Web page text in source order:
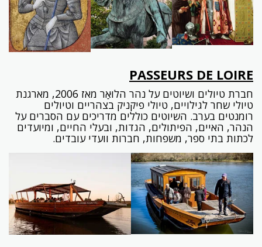
PASSEURS DE LOIRE
חברת טיולים ושיוטים על נהר הלוּאַר מאז 2006, מארגנת
טיולי שחר לגילויים, טיולי פיקניק בצהריים וטיולים
רומנטים בערב. השיוטים כוללים מדריכים עם הסברים על
הנהר, האיים, הפיתולים, הגדות, ובעלי החיים, ומיועדים
לכתות בתי ספר, משפחות, חברות וועדי עובדים.